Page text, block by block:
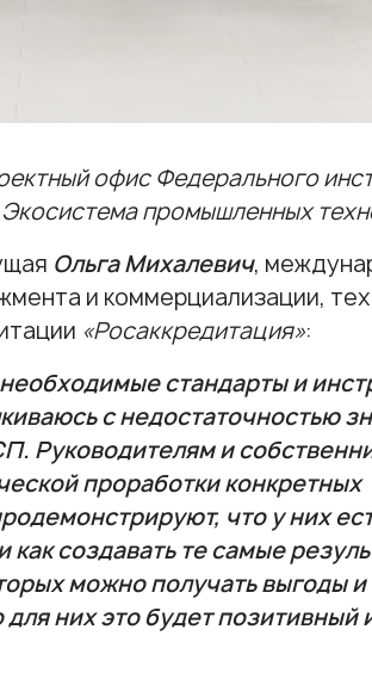
офис Федерального
Экосистема промышленных
Ольга Михалевич,
и коммерциализации,
«Росаккредитация»:
стандарты и
с недостаточностью
Руководителям и
проработки конкретных
что у них
создавать те самые
можно получать выгоды и
них это будет позитивный